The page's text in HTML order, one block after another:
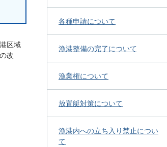
区域
改
各種申請について
漁港整備の完了について
漁業権について
放置艇対策について
漁港内への立ち入り禁止につい
て